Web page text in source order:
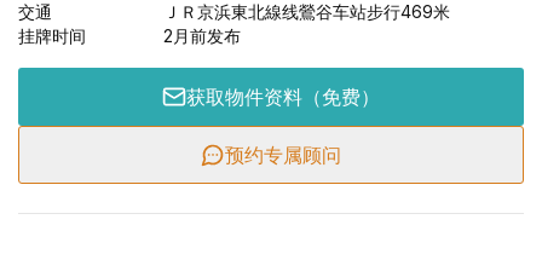
交通
ＪＲ京浜東北線线鶯谷车站步行469米
挂牌时间
2月前发布
获取物件资料（免费）
预约专属顾问